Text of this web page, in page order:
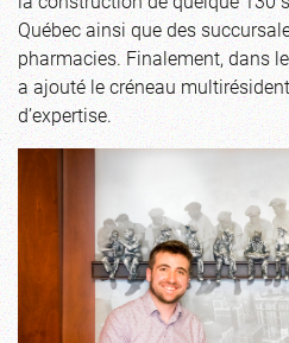
Québec ainsi que des
pharmacies. Finalement, dans
a ajouté le créneau
d’expertise.